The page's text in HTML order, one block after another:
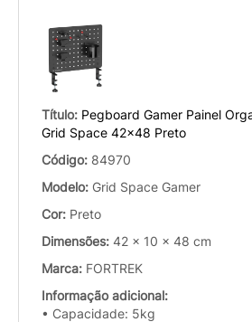
Título: Pegboard Gamer Painel
Grid Space 42x48 Preto
Código: 84970
Modelo: Grid Space Gamer
Cor: Preto
Dimensões: 42 x 10 x 48 cm
Marca: FORTREK
Informação adicional:
• Capacidade: 5kg